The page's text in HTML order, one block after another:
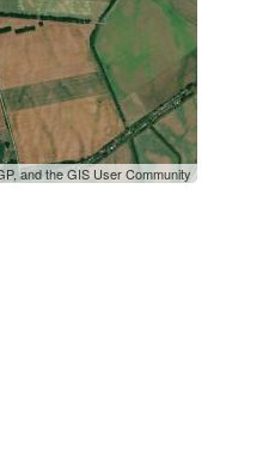
and the GIS User Community